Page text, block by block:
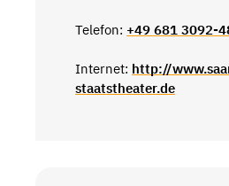
Telefon: +49 681 3092-
Internet: http://
staatstheater.de